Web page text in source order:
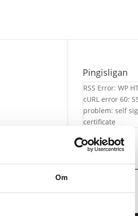
Om
för
i
Pingisligan
RSS Error: WP
cURL error 60:
problem: self
certificate